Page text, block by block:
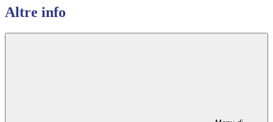
Altre info